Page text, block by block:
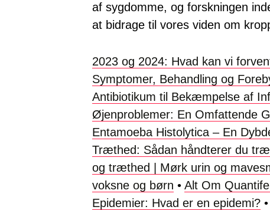
af sygdomme, og forskningen
at bidrage til vores viden om
2023 og 2024: Hvad kan vi
Symptomer, Behandling og
Antibiotikum til Bekæmpelse af
Øjenproblemer: En Omfattende
Entamoeba Histolytica – En
Træthed: Sådan håndterer du
og træthed | Mørk urin og
voksne og børn • Alt Om
Epidemier: Hvad er en epidemi? •